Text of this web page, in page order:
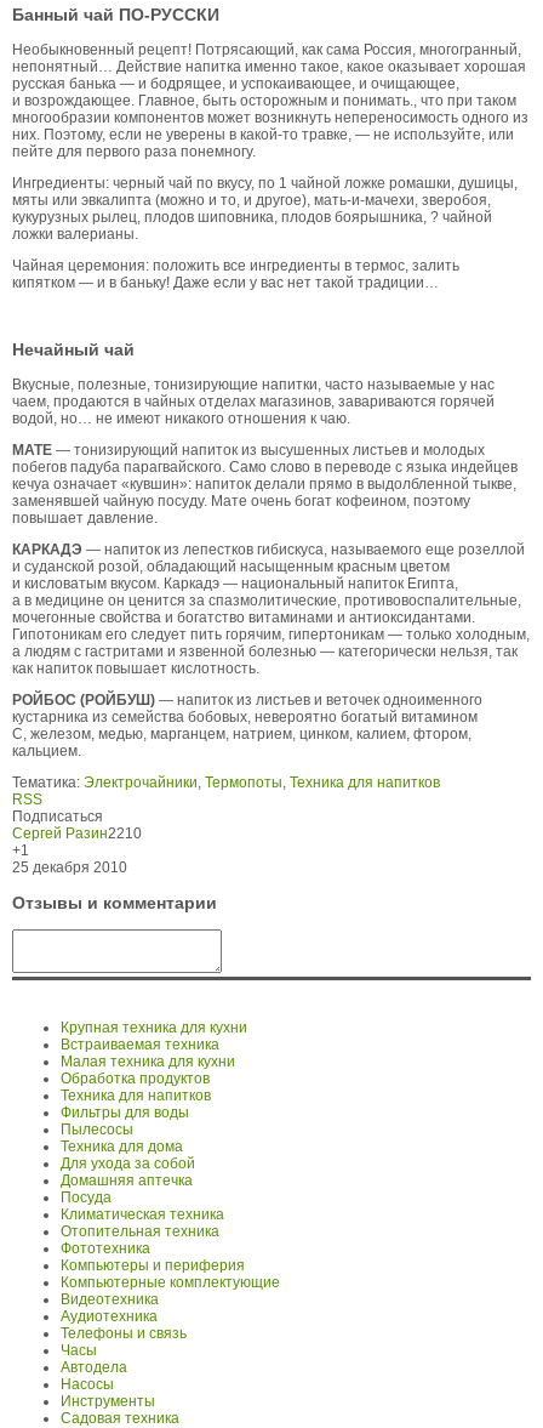
Банный чай ПО-РУССКИ
Необыкновенный рецепт! Потрясающий, как сама Россия, многогранный,
непонятный… Действие напитка именно такое, какое оказывает хорошая
русская банька — и бодрящее, и успокаивающее, и очищающее,
и возрождающее. Главное, быть осторожным и понимать., что при таком
многообразии компонентов может возникнуть непереносимость одного из
них. Поэтому, если не уверены в какой-то травке, — не используйте, или
пейте для первого раза понемногу.
Ингредиенты: черный чай по вкусу, по 1 чайной ложке ромашки, душицы,
мяты или эвкалипта (можно и то, и другое), мать-и-мачехи, зверобоя,
кукурузных рылец, плодов шиповника, плодов боярышника, ? чайной
ложки валерианы.
Чайная церемония: положить все ингредиенты в термос, залить
кипятком — и в баньку! Даже если у вас нет такой традиции…
Нечайный чай
Вкусные, полезные, тонизирующие напитки, часто называемые у нас
чаем, продаются в чайных отделах магазинов, завариваются горячей
водой, но… не имеют никакого отношения к чаю.
МАТЕ — тонизирующий напиток из высушенных листьев и молодых
побегов падуба парагвайского. Само слово в переводе с языка индейцев
кечуа означает «кувшин»: напиток делали прямо в выдолбленной тыкве,
заменявшей чайную посуду. Мате очень богат кофеином, поэтому
повышает давление.
КАРКАДЭ — напиток из лепестков гибискуса, называемого еще розеллой
и суданской розой, обладающий насыщенным красным цветом
и кисловатым вкусом. Каркадэ — национальный напиток Египта,
а в медицине он ценится за спазмолитические, противовоспалительные,
мочегонные свойства и богатство витаминами и антиоксидантами.
Гипотоникам его следует пить горячим, гипертоникам — только холодным,
а людям с гастритами и язвенной болезнью — категорически нельзя, так
как напиток повышает кислотность.
РОЙБОС (РОЙБУШ) — напиток из листьев и веточек одноименного
кустарника из семейства бобовых, невероятно богатый витамином
С, железом, медью, марганцем, натрием, цинком, калием, фтором,
кальцием.
Тематика: Электрочайники, Термопоты, Техника для напитков
RSS
Подписаться
Сергей Разин2210
+1
25 декабря 2010
Отзывы и комментарии
Крупная техника для кухни
Встраиваемая техника
Малая техника для кухни
Обработка продуктов
Техника для напитков
Фильтры для воды
Пылесосы
Техника для дома
Для ухода за собой
Домашняя аптечка
Посуда
Климатическая техника
Отопительная техника
Фототехника
Компьютеры и периферия
Компьютерные комплектующие
Видеотехника
Аудиотехника
Телефоны и связь
Часы
Автодела
Насосы
Инструменты
Садовая техника